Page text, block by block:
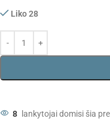
Liko 28
8 lankytojai domisi šia